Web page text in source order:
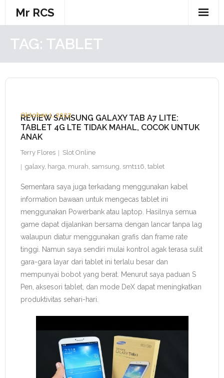
Mr RCS
TAG: TABLET
REVIEW SAMSUNG GALAXY TAB A7 LITE:
TABLET 4G LTE TIDAK MAHAL, COCOK UNTUK
ANAK
Oktober 1, 2022
Terry Flores
Slot Online
galaxy, harga, murah, samsung, smt116, tablet
Sementara saya juga terkadang menggunakan kabel
information bawaan untuk mengecas tablet ini
menggunakan Powerbank atau laptop. Hasilnya semua
game dapat dijalankan bersama dengan lancar tanpa lag
walaupun diatur menggunakan grafis dan frame rate
tinggi. Namun saya sendiri mulai kontrol agak terasa sulit
gara-gara layar dari tablet ini terlalu besar dan
mempunyai bobot yang berat. Menurut saya paduan S
Pen, aksesori tablet, dan mode DeX dapat meningkatkan
produktivitas sehari-hari.